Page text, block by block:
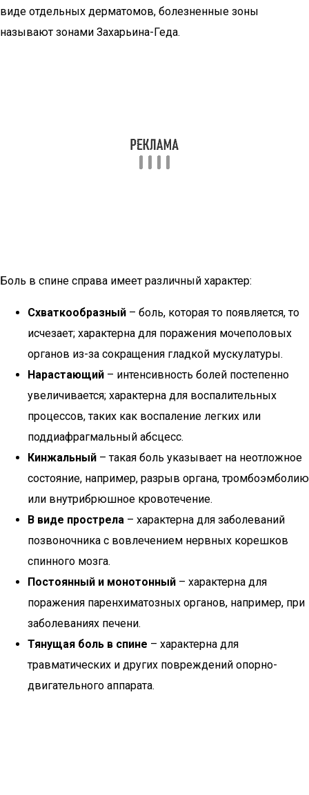
виде отдельных дерматомов, болезненные зоны
называют зонами Захарьина-Геда.
Боль в спине справа имеет различный характер:
Схваткообразный – боль, которая то появляется, то
исчезает; характерна для поражения мочеполовых
органов из-за сокращения гладкой мускулатуры.
Нарастающий – интенсивность болей постепенно
увеличивается; характерна для воспалительных
процессов, таких как воспаление легких или
поддиафрагмальный абсцесс.
Кинжальный – такая боль указывает на неотложное
состояние, например, разрыв органа, тромбоэмболию
или внутрибрюшное кровотечение.
В виде прострела – характерна для заболеваний
позвоночника с вовлечением нервных корешков
спинного мозга.
Постоянный и монотонный – характерна для
поражения паренхиматозных органов, например, при
заболеваниях печени.
Тянущая боль в спине – характерна для
травматических и других повреждений опорно-
двигательного аппарата.